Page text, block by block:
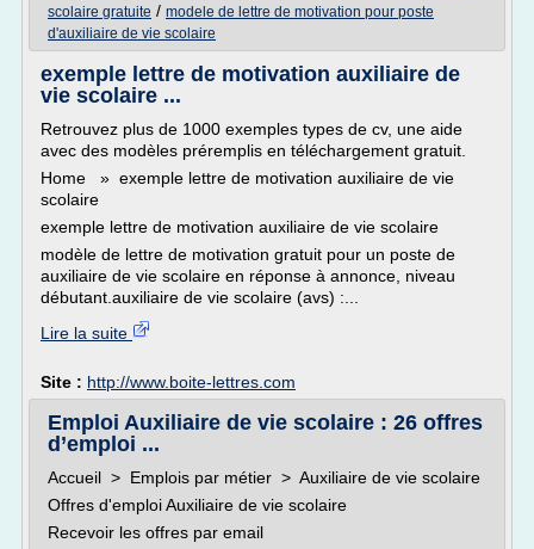
scolaire gratuite / modele de lettre de motivation pour poste
d'auxiliaire de vie scolaire
exemple lettre de motivation auxiliaire de
vie scolaire ...
Retrouvez plus de 1000 exemples types de cv, une aide
avec des modèles préremplis en téléchargement gratuit.
Home » exemple lettre de motivation auxiliaire de vie
scolaire
exemple lettre de motivation auxiliaire de vie scolaire
modèle de lettre de motivation gratuit pour un poste de
auxiliaire de vie scolaire en réponse à annonce, niveau
débutant.auxiliaire de vie scolaire (avs) :...
Lire la suite
Site : http://www.boite-lettres.com
Emploi Auxiliaire de vie scolaire : 26 offres
d’emploi ...
Accueil > Emplois par métier > Auxiliaire de vie scolaire
Offres d'emploi Auxiliaire de vie scolaire
Recevoir les offres par email